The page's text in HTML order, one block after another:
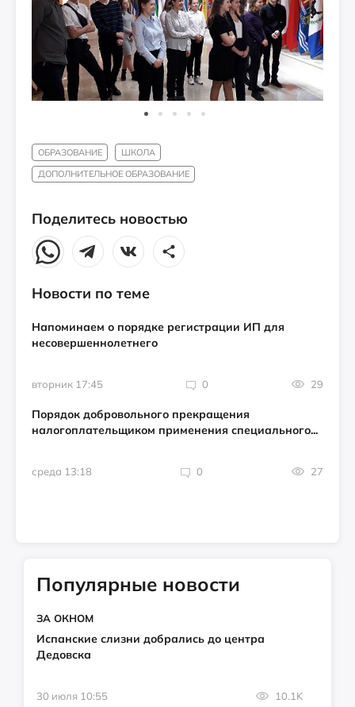
ОБРАЗОВАНИЕ
ШКОЛА
ДОПОЛНИТЕЛЬНОЕ ОБРАЗОВАНИЕ
Поделитесь новостью
Новости по теме
Напоминаем о порядке регистрации ИП для
несовершеннолетнего
вторник 17:45 0 29
Порядок добровольного прекращения
налогоплательщиком применения специального...
среда 13:18 0 27
Популярные новости
ЗА ОКНОМ
Испанские слизни добрались до центра
Дедовска
30 июля 10:55 10.1K